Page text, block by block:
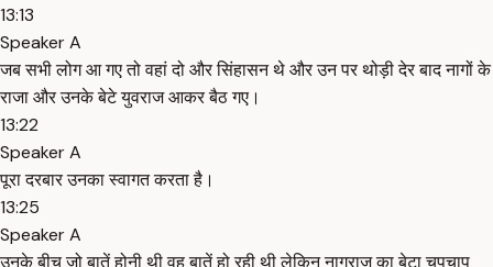
13:13
Speaker A
जब सभी लोग आ गए तो वहां दो और सिंहासन थे और उन पर थोड़ी देर बाद नागों के
राजा और उनके बेटे युवराज आकर बैठ गए।
13:22
Speaker A
पूरा दरबार उनका स्वागत करता है।
13:25
Speaker A
उनके बीच जो बातें होनी थी वह बातें हो रही थी लेकिन नागराज का बेटा चुपचाप